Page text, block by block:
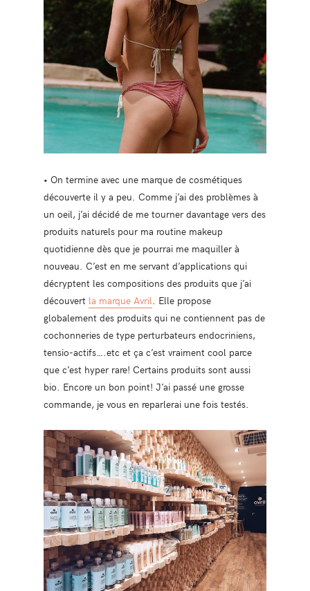
• On termine avec une marque de cosmétiques
découverte il y a peu. Comme j’ai des problèmes à
un oeil, j’ai décidé de me tourner davantage vers des
produits naturels pour ma routine makeup
quotidienne dès que je pourrai me maquiller à
nouveau. C’est en me servant d’applications qui
décryptent les compositions des produits que j’ai
découvert la marque Avril. Elle propose
globalement des produits qui ne contiennent pas de
cochonneries de type perturbateurs endocriniens,
tensio-actifs….etc et ça c’est vraiment cool parce
que c’est hyper rare! Certains produits sont aussi
bio. Encore un bon point! J’ai passé une grosse
commande, je vous en reparlerai une fois testés.